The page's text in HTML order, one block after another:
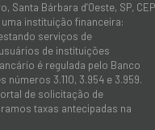
Santa Bárbara d’Oeste, SP, CEP
uma instituição financeira:
serviços de
de instituições
é regulada pelo Banco
3.110, 3.954 e 3.959.
de solicitação de
taxas antecipadas na